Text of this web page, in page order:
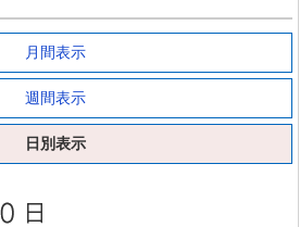
月間表示
週間表示
日別表示